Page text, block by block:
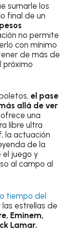
sumarle los
final de un
no permite
con mínimo
de más de
próximo
el pase
allá de ver
ofrece una
libre ultra
la actuación
de la
el juego y
al campo al
tiempo del
estrellas de
Eminem,
Lamar.